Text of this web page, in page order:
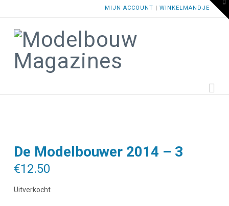
MIJN ACCOUNT |WINKELMANDJE
De Modelbouwer 2014 – 3
€12.50
Uitverkocht